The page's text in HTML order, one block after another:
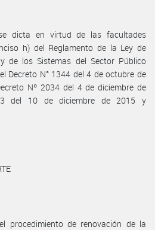
dicta en virtud de las facultades
h) del Reglamento de la Ley de
de los Sistemas del Sector Público
Decreto N° 1344 del 4 de octubre de
Nº 2034 del 4 de diciembre de
del 10 de diciembre de 2015 y
el procedimiento de renovación de la